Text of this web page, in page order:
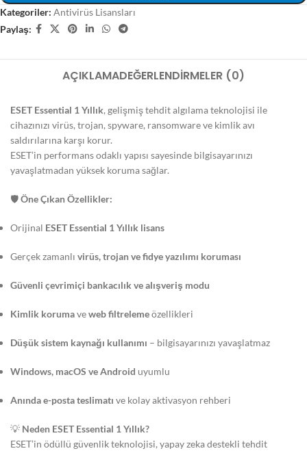
Kategoriler: Antivirüs Lisansları
Paylaş:
AÇIKLAMADEĞERLENDIRMELER (0)
ESET Essential 1 Yıllık, gelişmiş tehdit algılama teknolojisi ile
cihazınızı virüs, trojan, spyware, ransomware ve kimlik avı
saldırılarına karşı korur.
ESET’in performans odaklı yapısı sayesinde bilgisayarınızı
yavaşlatmadan yüksek koruma sağlar.
🛡️Öne Çıkan Özellikler:
Orijinal ESET Essential 1 Yıllık lisans
Gerçek zamanlı virüs, trojan ve fidye yazılımı koruması
Güvenli çevrimiçi bankacılık ve alışveriş modu
Kimlik korumaveweb filtrelemeözellikleri
Düşük sistem kaynağı kullanımı – bilgisayarınızı yavaşlatmaz
Windows, macOS ve Android uyumlu
Anında e-posta teslimatı ve kolay aktivasyon rehberi
💡 Neden ESET Essential 1 Yıllık?
ESET’in ödüllü güvenlik teknolojisi, yapay zeka destekli tehdit